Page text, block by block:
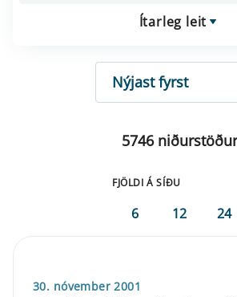
Ítarleg leit
RÖÐUN
5746 niðurstöður
FJÖLDI Á SÍÐU
6 12 24
30. nóvember 2001